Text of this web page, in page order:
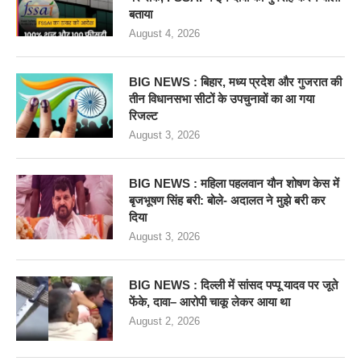
बताया
August 4, 2026
BIG NEWS : बिहार, मध्य प्रदेश और गुजरात की
तीन विधानसभा सीटों के उपचुनावों का आ गया
रिजल्ट
August 3, 2026
BIG NEWS : महिला पहलवान यौन शोषण केस में
बृजभूषण सिंह बरी: बोले- अदालत ने मुझे बरी कर
दिया
August 3, 2026
BIG NEWS : दिल्ली में सांसद पप्पू यादव पर जूते
फेंके, दावा– आरोपी चाकू लेकर आया था
August 2, 2026